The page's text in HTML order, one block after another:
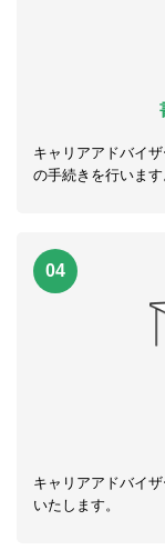
キャリアアドバイ
の手続きを行います
04
キャリアアドバイ
いたします。